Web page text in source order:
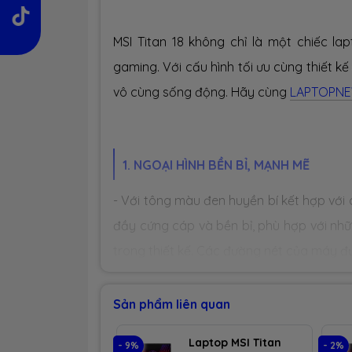
MSI Titan 18 không chỉ là một chiếc
gaming. Với cấu hình tối ưu cùng thiết
vô cùng sống động. Hãy cùng
1. NGOẠI HÌNH BỀN BỈ, MẠNH MẼ
- Với tông màu đen huyền bí kết hợp với
đầy cứng cáp và bền bỉ, phù hợp với
- Với kích thước405 x 307 x 32 mm
Sản phẩm liên quan
- 9%
Laptop MSI Titan
- 2%